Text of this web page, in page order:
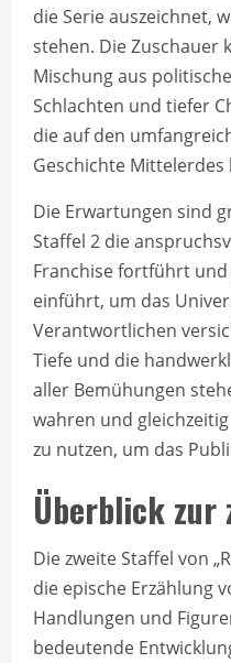
die Serie auszeichnet,
stehen. Die Zuschauer
Mischung aus
Schlachten und tiefer
die auf den
Geschichte Mittelerdes
Die Erwartungen sind
Staffel 2 die
Franchise fortführt
einführt, um das
Verantwortlichen
Tiefe und die
aller Bemühungen
wahren und
zu nutzen, um das
Überblick zur
Die zweite Staffel von
die epische Erzählung
Handlungen und
bedeutende